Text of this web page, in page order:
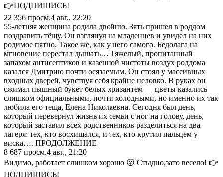
👉ПОДПИШИСЬ!
22 356 просм.4 авг., 22:20
55-летняя женщина родила двойню. Зять пришел в роддом
поздравить тёщу. Он взглянул на младенцев и увидел на них
родимое пятно. Такое же, как у него самого. Бедолага на
мгновение перестал дышать… Тяжелый, пропитанный
запахом антисептиков и казенной чистоты воздух роддома
казался Дмитрию почти осязаемым. Он стоял у массивных
входных дверей, чувствуя себя крайне неловко. В руках он
сжимал пышный букет белых хризантем — цветы казались
слишком официальными, почти холодными, но именно их так
любила его теща, Елена Николаевна. Сегодня был день,
который перевернул жизнь их семьи с ног на голову, день,
который заставил всех родственников разделиться на два
лагеря: тех, кто восхищался, и тех, кто крутил пальцем у
виска…. ПРОДОЛЖЕНИЕ
8 687 просм.4 авг., 21:20
Видимо, работает слишком хорошо 😮 Стыдно,зато весело! 👉
ПОДПИШИСЬ!